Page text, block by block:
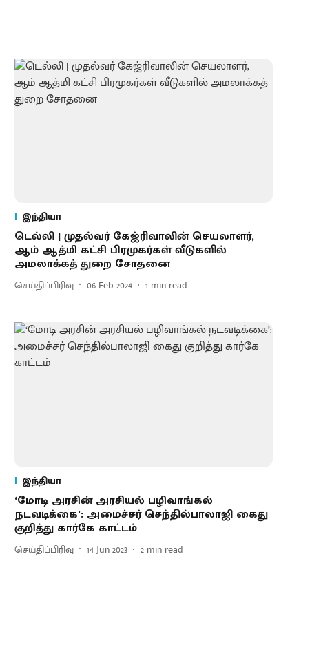
இந்தியா
டெல்லி | முதல்வர் கேஜ்ரிவாலின் செயலாளர்,
ஆம் ஆத்மி கட்சி பிரமுகர்கள் வீடுகளில்
அமலாக்கத் துறை சோதனை
செய்திப்பிரிவு 06 Feb 2024 1 min read
இந்தியா
‘மோடி அரசின் அரசியல் பழிவாங்கல்
நடவடிக்கை’: அமைச்சர் செந்தில்பாலாஜி கைது
குறித்து கார்கே காட்டம்
செய்திப்பிரிவு 14 Jun 2023 2 min read